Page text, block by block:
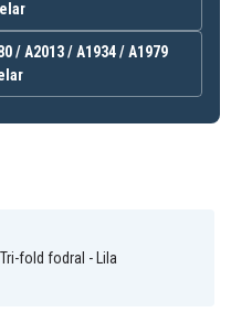
/ A2013 / A1934 / A1979
fold fodral - Lila